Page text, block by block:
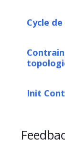
Cycle
Init